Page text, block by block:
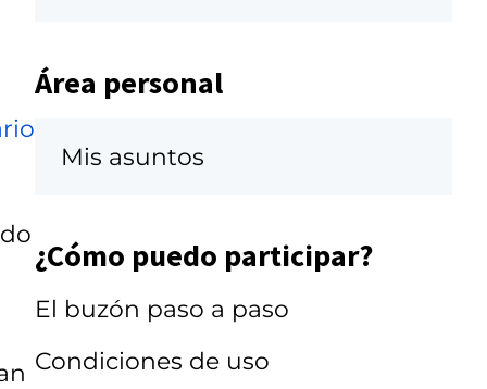
Área personal
Mis asuntos
¿Cómo puedo participar?
El buzón paso a paso
Condiciones de uso